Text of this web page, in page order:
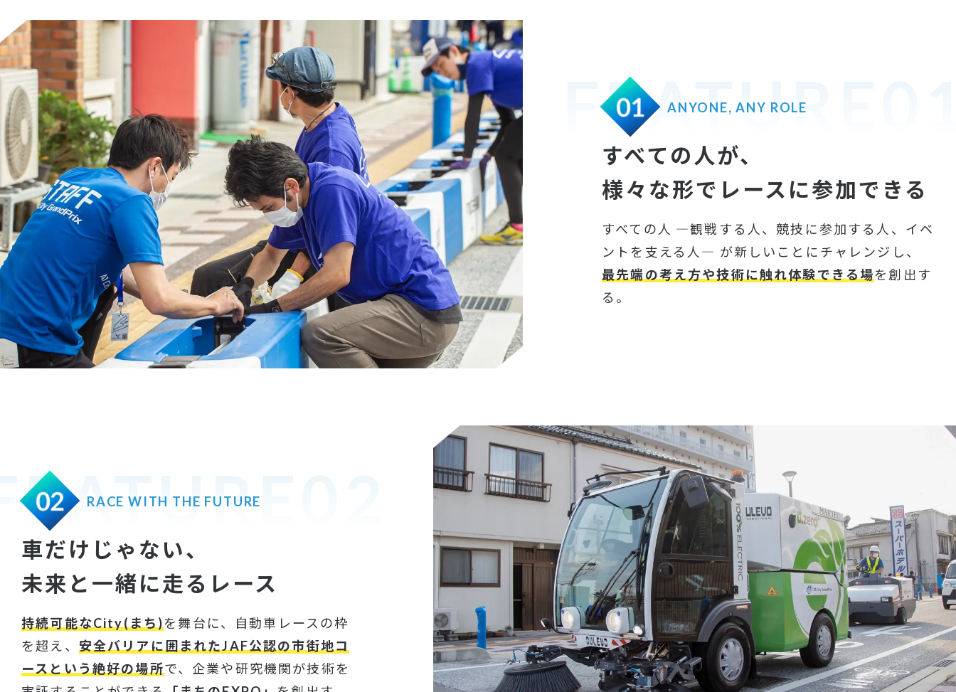
01 ANYONE, ANY ROLE
すべての人が、
様々な形でレースに参加できる
すべての人 ―観戦する人、競技に参加する人、イベ
ントを支える人― が新しいことにチャレンジし、
最先端の考え方や技術に触れ体験できる場を創出す
る。
02 RACE WITH THE FUTURE
車だけじゃない、
未来と一緒に走るレース
持続可能なCity(まち)を舞台に、自動車レースの枠
を超え、 安全バリアに囲まれたJAF公認の市街地コ
ースという絶好の場所で、企業や研究機関が技術を